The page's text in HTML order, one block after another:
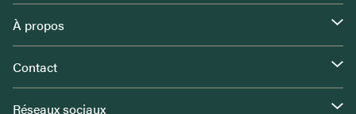
À propos
Contact
Réseaux sociaux